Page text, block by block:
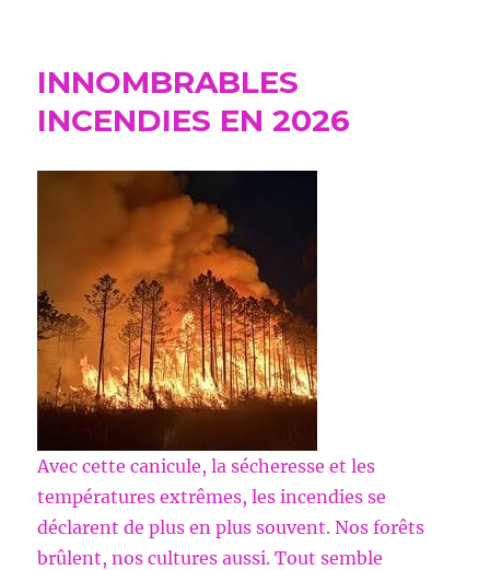
POSTALES
L’HISTOIRE
VILLAGE
INNOMBRABLES
INCENDIES EN 2026
Avec cette canicule, la sécheresse et les
températures extrêmes, les incendies se
déclarent de plus en plus souvent. Nos forêts
brûlent, nos cultures aussi. Tout semble